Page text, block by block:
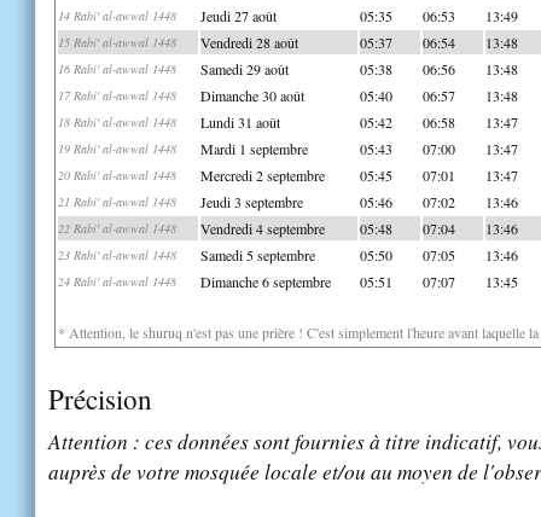
14 Rabi' al-awwal 1448 Jeudi 27 août 05:35 06:53 13:49
15 Rabi' al-awwal 1448 Vendredi 28 août 05:37 06:54 13:48
16 Rabi' al-awwal 1448 Samedi 29 août 05:38 06:56 13:48
17 Rabi' al-awwal 1448 Dimanche 30 août 05:40 06:57 13:48
18 Rabi' al-awwal 1448 Lundi 31 août 05:42 06:58 13:47
19 Rabi' al-awwal 1448 Mardi 1 septembre 05:43 07:00 13:47
20 Rabi' al-awwal 1448 Mercredi 2 septembre 05:45 07:01 13:47
21 Rabi' al-awwal 1448 Jeudi 3 septembre 05:46 07:02 13:46
22 Rabi' al-awwal 1448 Vendredi 4 septembre 05:48 07:04 13:46
23 Rabi' al-awwal 1448 Samedi 5 septembre 05:50 07:05 13:46
24 Rabi' al-awwal 1448 Dimanche 6 septembre 05:51 07:07 13:45
* Attention, le shuruq n'est pas une prière ! C'est simplement l'heure avant laquelle
Précision
Attention : ces données sont fournies à titre indicatif,
auprès de votre mosquée locale et/ou au moyen de